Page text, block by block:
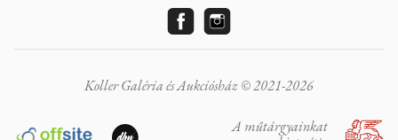
Koller Galéria és Aukciósház © 2021-2026
A műtárgyainkat